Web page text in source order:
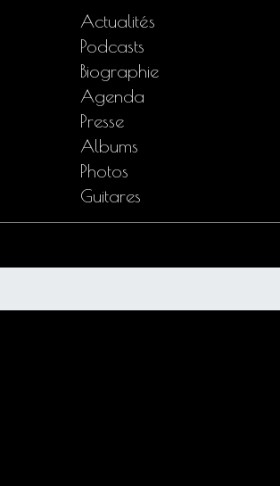
Actualités
Podcasts
Biographie
Agenda
Presse
Albums
Photos
Guitares